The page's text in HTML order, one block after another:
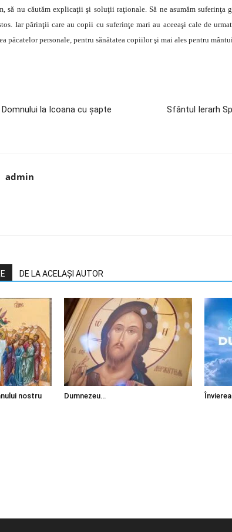
să nu căutăm explicaţii şi soluţii raţionale. Să ne asumăm suferinţa
Iar părinţii care au copii cu suferinţe mari au aceeaşi cale de
păcatelor personale, pentru sănătatea copiilor şi mai ales pentru
la Icoana cu şapte
Sfântul Ierarh
admin
DE LA ACELAȘI AUTOR
nostru
Dumnezeu…